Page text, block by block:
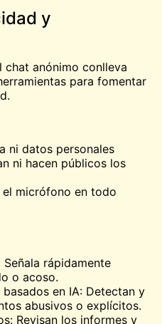
y
chat anónimo conlleva
para fomentar
ni datos personales
ni hacen públicos los
micrófono en todo
rápidamente
o acoso.
en IA: Detectan y
abusivos o explícitos.
Revisan los informes y